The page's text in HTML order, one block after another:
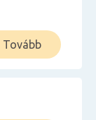
Tovább